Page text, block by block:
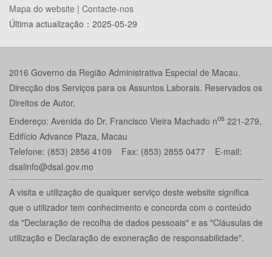
Mapa do website | Contacte-nos
Última actualização： 2025-05-29
2016 Governo da Região Administrativa Especial de Macau.
Direcção dos Serviços para os Assuntos Laborais. Reservados os
Direitos de Autor.
Endereço: Avenida do Dr. Francisco Vieira Machado nos 221-279,
Edifício Advance Plaza, Macau
Telefone: (853) 2856 4109 Fax: (853) 2855 0477 E-mail:
dsalinfo@dsal.gov.mo
A visita e utilização de qualquer serviço deste website significa
que o utilizador tem conhecimento e concorda com o conteúdo
da "Declaração de recolha de dados pessoais" e as "Cláusulas de
utilização e Declaração de exoneração de responsabilidade".